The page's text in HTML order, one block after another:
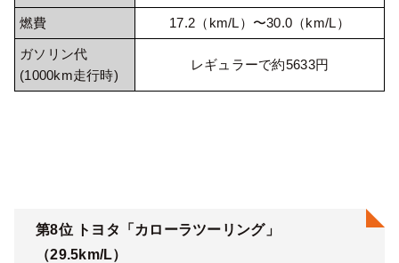
燃費 17.2（km/L）〜30.0（km/L）
ガソリン代
(1000km走行時)
レギュラーで約5633円
第8位 トヨタ「カローラツーリング」
（29.5km/L）